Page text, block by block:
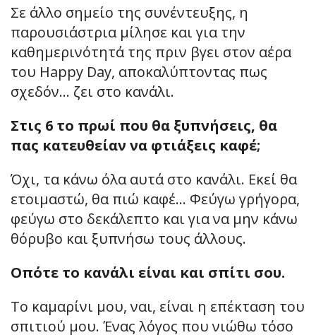
Σε άλλο σημείο της συνέντευξης, η
παρουσιάστρια μίλησε και για την
καθημερινότητά της πριν βγει στον αέρα
του Happy Day, αποκαλύπτοντας πως
σχεδόν… ζει στο κανάλι.
Στις 6 το πρωί που θα ξυπνήσεις, θα
πας κατευθείαν να φτιάξεις καφέ;
Όχι, τα κάνω όλα αυτά στο κανάλι. Εκεί θα
ετοιμαστώ, θα πιώ καφέ… Φεύγω γρήγορα,
φεύγω στο δεκάλεπτο και για να μην κάνω
θόρυβο και ξυπνήσω τους άλλους.
Οπότε το κανάλι είναι και σπίτι σου.
Το καμαρίνι μου, ναι, είναι η επέκταση του
σπιτιού μου. Ένας λόγος που νιώθω τόσο